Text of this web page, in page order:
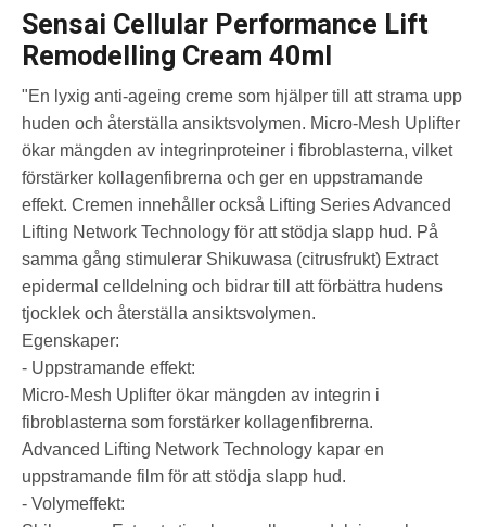
Sensai Cellular Performance Lift
Remodelling Cream 40ml
"En lyxig anti-ageing creme som hjälper till att strama upp
huden och återställa ansiktsvolymen. Micro-Mesh Uplifter
ökar mängden av integrinproteiner i fibroblasterna, vilket
förstärker kollagenfibrerna och ger en uppstramande
effekt. Cremen innehåller också Lifting Series Advanced
Lifting Network Technology för att stödja slapp hud. På
samma gång stimulerar Shikuwasa (citrusfrukt) Extract
epidermal celldelning och bidrar till att förbättra hudens
tjocklek och återställa ansiktsvolymen.
Egenskaper:
- Uppstramande effekt:
Micro-Mesh Uplifter ökar mängden av integrin i
fibroblasterna som forstärker kollagenfibrerna.
Advanced Lifting Network Technology kapar en
uppstramande film för att stödja slapp hud.
- Volymeffekt: